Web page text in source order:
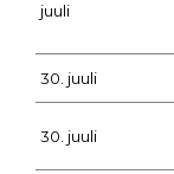
juuli
30. juuli
30. juuli